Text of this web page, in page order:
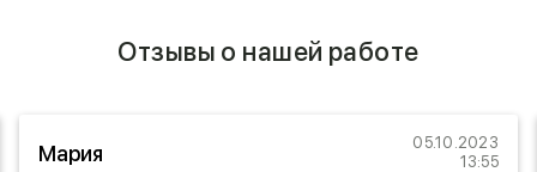
Отзывы о нашей работе
Мария
05.10.2023
13:55